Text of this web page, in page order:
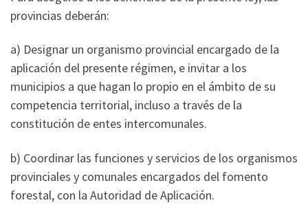
provincias deberán:
a) Designar un organismo provincial encargado de la
aplicación del presente régimen, e invitar a los
municipios a que hagan lo propio en el ámbito de su
competencia territorial, incluso a través de la
constitución de entes intercomunales.
b) Coordinar las funciones y servicios de los organismos
provinciales y comunales encargados del fomento
forestal, con la Autoridad de Aplicación.